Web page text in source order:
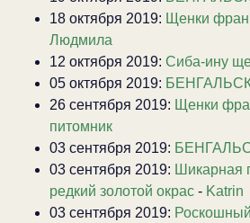
18 октября 2019: Щенки
Людмила
12 октября 2019: Сиба-ину
05 октября 2019:
26 сентября 2019: Щенки
питомник
03 сентября 2019:
03 сентября 2019: Шикарная
редкий золотой окрас - Katrin
03 сентября 2019: